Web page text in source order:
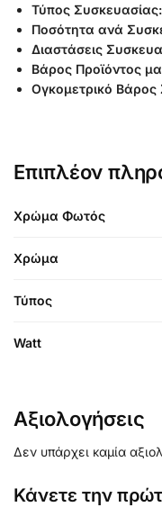
Τύπος Συσκευασίας:
Ποσότητα ανά
Διαστάσεις
Βάρος Προϊόντος
Ογκομετρικό
Επιπλέον
Χρώμα Φωτός
Χρώμα
Τύπος
Watt
Αξιολογήσεις
Δεν υπάρχει καμία
Κάνετε την